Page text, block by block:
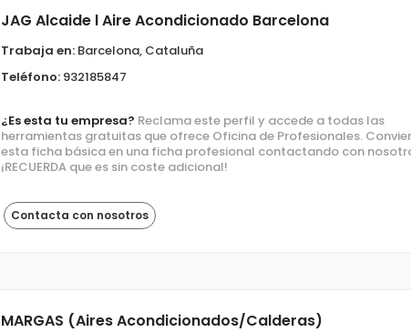
JAG Alcaide l Aire Acondicionado Barcelona
Trabaja en: Barcelona, Cataluña
Teléfono: 932185847
¿Es esta tu empresa? Reclama este perfil y accede a todas las
herramientas gratuitas que ofrece Oficina de Profesionales.
esta ficha básica en una ficha profesional contactando con
¡RECUERDA que es sin coste adicional!
Contacta con nosotros
MARGAS (Aires Acondicionados/Calderas)